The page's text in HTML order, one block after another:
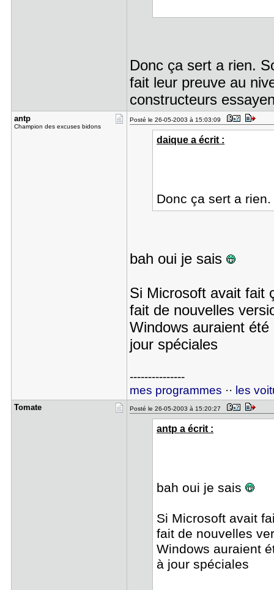
Donc ça sert a rien.
fait leur preuve au
constructeurs
antp
Champion des excuses bidons
Posté le 26-05-2003 à 15:03:09
daique a écrit :
Donc ça sert a rien.
bah oui je sais
Si Microsoft avait fait
fait de nouvelles
Windows auraient
jour spéciales
---------------
mes programmes ·· les
Tomate Posté le 26-05-2003 à 15:20:27
antp a écrit :
bah oui je sais
Si Microsoft avait
fait de nouvelles
Windows auraient
à jour spéciales